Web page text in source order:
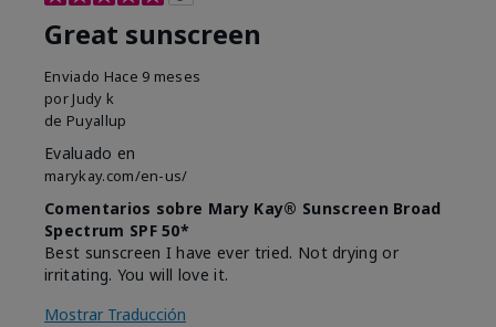
Great sunscreen
Enviado Hace 9 meses
por Judy k
de Puyallup
Evaluado en
marykay.com/en-us/
Comentarios sobre Mary Kay® Sunscreen Broad
Spectrum SPF 50*
Best sunscreen I have ever tried. Not drying or
irritating. You will love it.
Mostrar Traducción